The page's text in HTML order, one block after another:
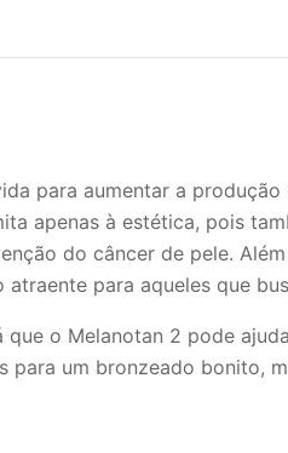
para aumentar a
apenas à estética, pois
do câncer de pele.
para aqueles que
o Melanotan 2 pode
um bronzeado bonito,